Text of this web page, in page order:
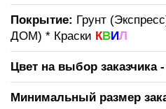
Покрытие: Грунт
ДОМ) * Краски КВИЛ
Цвет на выбор заказчика
Минимальный размер